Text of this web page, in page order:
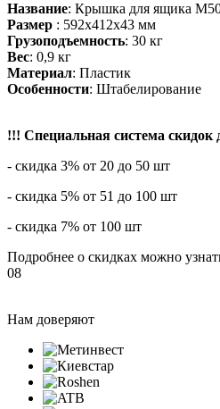
Название: Крышка для ящика
Размер : 592х412х43 мм
Грузоподъемность: 30 кг
Вес: 0,9 кг
Материал: Пластик
Особенности: Штабелирование
!!! Специальная система скидок
- скидка 3% от 20 до 50 шт
- скидка 5% от 51 до 100 шт
- скидка 7% от 100 шт
Подробнее о скидках можно
08
Нам доверяют